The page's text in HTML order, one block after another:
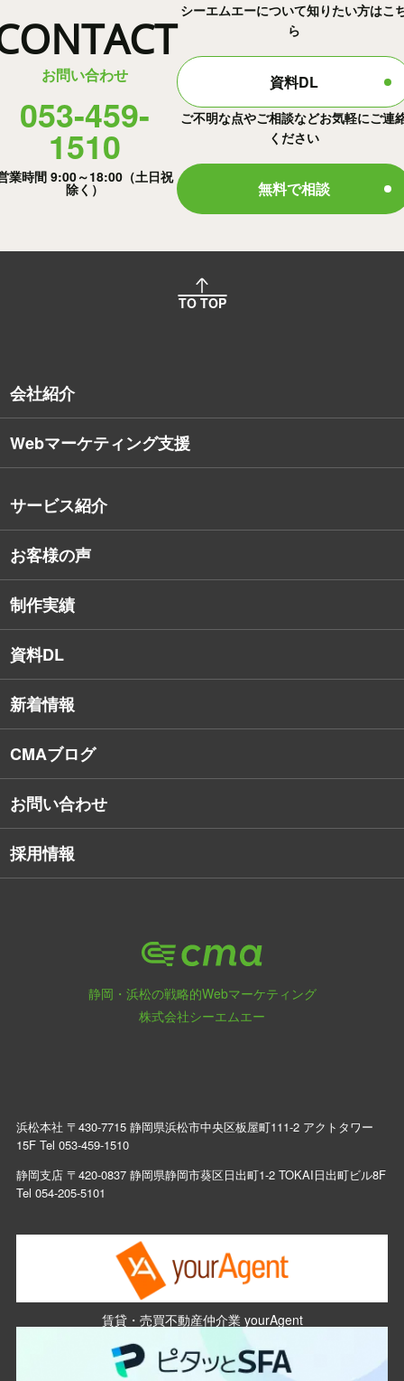
お問い合わせ
053-459-
1510
業時間 9:00～18:00（土日祝
除く）
シーエムエーについて知りたい方はこ
ら
資料DL
ご不明な点やご相談などお気軽にご連
ください
無料で相談
TO TOP
会社紹介
会社概要
デザイナー・エンジニア紹介
社員保有資格
Webマーケティング支援
サービス紹介
戦略的Webサイト制作
インターネット広告
SEO対策
Webアプリケーション開発
お客様の声
制作実績
資料DL
新着情報
CMAブログ
お問い合わせ
採用情報
静岡・浜松の戦略的Webマーケティング
株式会社シーエムエー
浜松本社 〒430-7715 静岡県浜松市中央区板屋町111-2 アクトタワー
15F Tel 053-459-1510
静岡支店 〒420-0837 静岡県静岡市葵区日出町1-2 TOKAI日出町ビル8F
Tel 054-205-5101
賃貸・売買不動産仲介業 yourAgent